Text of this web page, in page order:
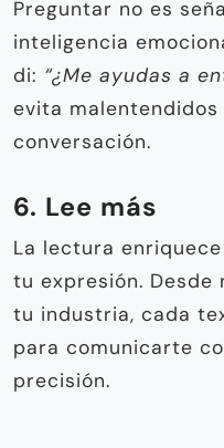
Preguntar no es
inteligencia
di: “¿Me ayudas a
evita
conversación.
6. Lee más
La lectura
tu expresión.
tu industria, cada
para comunicarte
precisión.